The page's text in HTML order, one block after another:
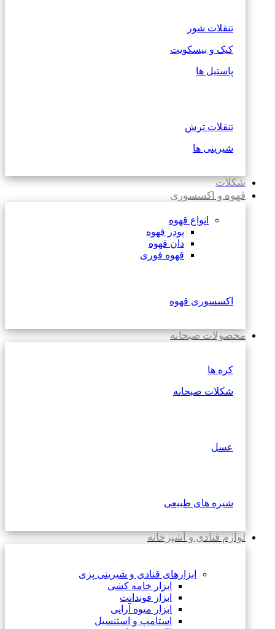
تنقلات شور
کیک و بیسکویت
پاستیل ها
تنقلات ترش
شیرینی ها
شکلات
قهوه و اکسسوری
انواع قهوه
پودر قهوه
دان قهوه
قهوه فوری
اکسسوری قهوه
محصولات صبحانه
کره ها
شکلات صبحانه
عسل
شیره های طبیعی
لوازم قنادی و آشپزخانه
ابزارهای قنادی و شیرینی پزی
ابزار خامه کشی
ابزار فوندانت
ابزار میوه آرایی
استامپ و استنسیل